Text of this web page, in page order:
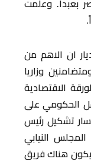
بعبدا. وعلمت
ان الاهم من
وزاريا
الاقتصادية
الحكومي على
تشكيل رئيس
النيابي
هناك فريق